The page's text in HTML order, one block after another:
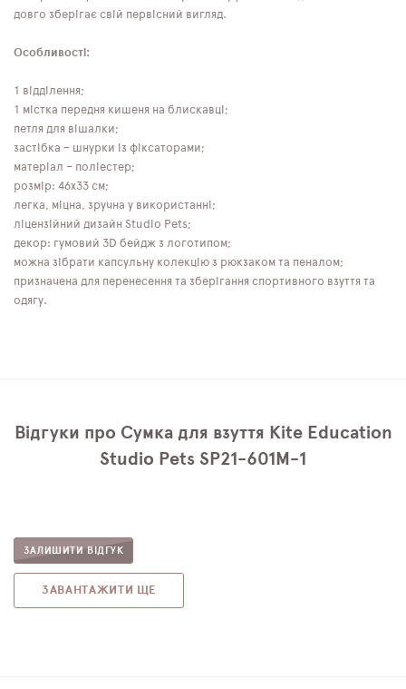
довго зберігає свій первісний вигляд.
Особливості:
1 відділення;
1 містка передня кишеня на блискавці;
петля для вішалки;
застібка – шнурки із фіксаторами;
матеріал – поліестер;
розмір: 46x33 см;
легка, міцна, зручна у використанні;
ліцензійний дизайн Studio Pets;
декор: гумовий 3D бейдж з логотипом;
можна зібрати капсульну колекцію з рюкзаком та пеналом;
призначена для перенесення та зберігання спортивного взуття та
одягу.
Відгуки про Сумка для взуття Kite Education
Studio Pets SP21-601M-1
ЗАЛИШИТИ ВІДГУК
ЗАВАНТАЖИТИ ЩЕ